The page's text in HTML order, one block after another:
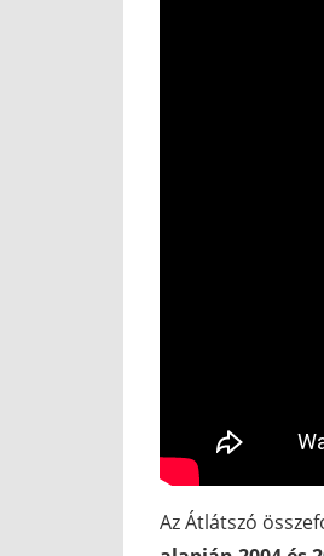
Az Átlátszó